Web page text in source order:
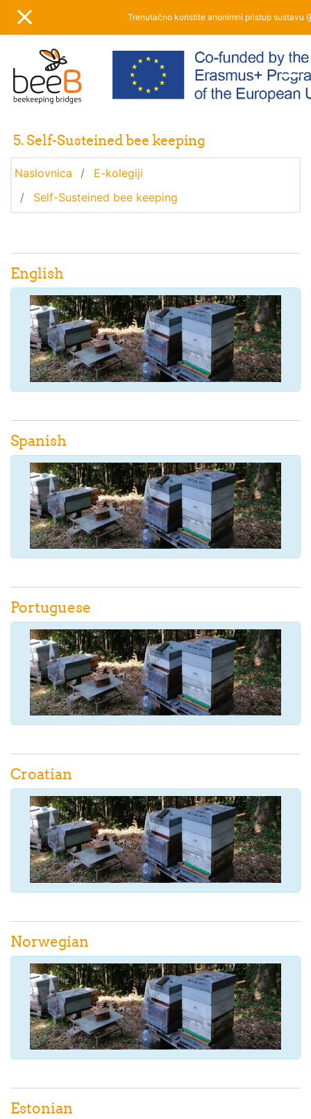
BOČNI PANEL Trenutačno koristite anonimni pristup sustavu (
5. Self-Susteined bee keeping
Naslovnica
E-kolegiji
Self-Susteined bee keeping
Uvod
Opći dio
English
Spanish
Portuguese
Croatian
Norwegian
Estonian